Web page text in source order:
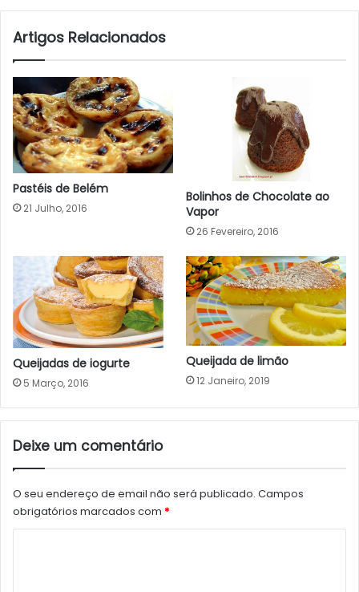
Artigos Relacionados
Pastéis de Belém
21 Julho, 2016
Bolinhos de Chocolate ao
Vapor
26 Fevereiro, 2016
Queijadas de iogurte
5 Março, 2016
Queijada de limão
12 Janeiro, 2019
Deixe um comentário
O seu endereço de email não será publicado. Campos
obrigatórios marcados com *